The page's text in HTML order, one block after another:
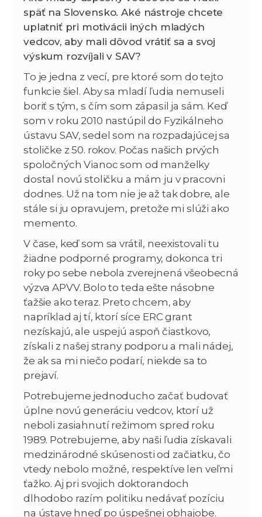
späť na Slovensko. Aké nástroje chcete
uplatniť pri motivácii iných mladých
vedcov, aby mali dôvod vrátiť sa a svoj
výskum rozvíjali v SAV?
To je jedna z vecí, pre ktoré som do tejto
funkcie šiel. Aby sa mladí ľudia nemuseli
boriť s tým, s čím som zápasil ja sám. Keď
som v roku 2010 nastúpil do Fyzikálneho
ústavu SAV, sedel som na rozpadajúcej sa
stoličke z 50. rokov. Počas našich prvých
spoločných Vianoc som od manželky
dostal novú stoličku a mám ju v pracovni
dodnes. Už na tom nie je až tak dobre, ale
stále si ju opravujem, pretože mi slúži ako
memento.
V čase, keď som sa vrátil, neexistovali tu
žiadne podporné programy, dokonca tri
roky po sebe nebola zverejnená všeobecná
výzva APVV. Bolo to teda ešte násobne
ťažšie ako teraz. Preto chcem, aby
napríklad aj tí, ktorí síce ERC grant
nezískajú, ale uspejú aspoň čiastkovo,
získali z našej strany podporu a mali nádej,
že ak sa mi niečo podarí, niekde sa to
prejaví.
Potrebujeme jednoducho začať budovať
úplne novú generáciu vedcov, ktorí už
neboli zasiahnutí režimom spred roku
1989. Potrebujeme, aby naši ľudia získavali
medzinárodné skúsenosti od začiatku, čo
vtedy nebolo možné, respektíve len veľmi
ťažko. Aj pri svojich doktorandoch
dlhodobo razím politiku nedávať pozíciu
na ústave hneď po úspešnej obhajobe.